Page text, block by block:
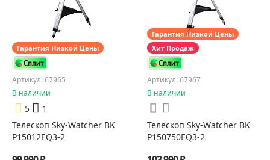
Гарантия Низкой Цены
Артикул: 67965
В наличии
5
1
Телескоп Sky-Watcher BK
P15012EQ3-2
Гарантия Низкой Цены
Хит Продаж
Артикул: 67967
В наличии
Телескоп Sky-Watcher BK
P150750EQ3-2